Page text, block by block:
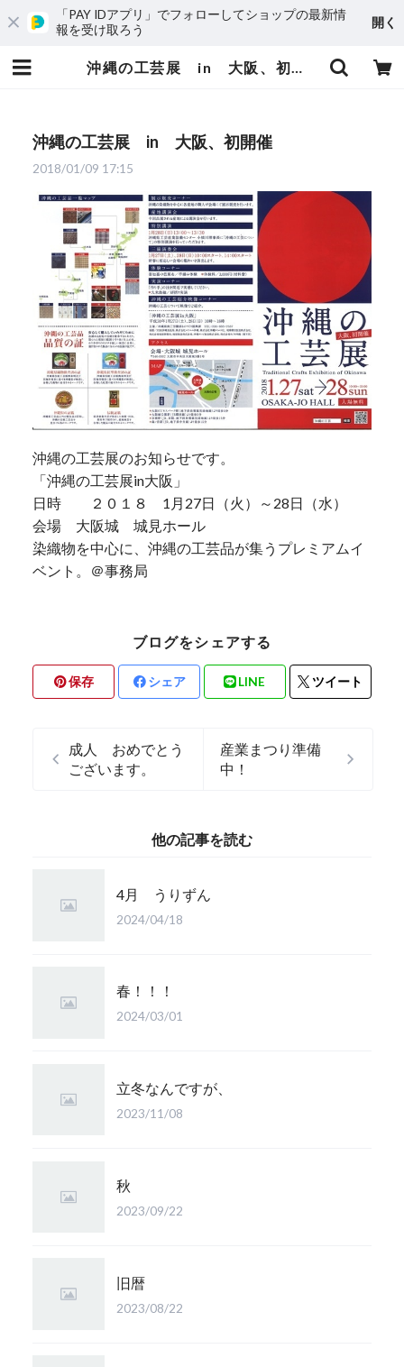
「PAY IDアプリ」でフォローしてショップの最新情
報を受け取ろう
開く
沖縄の工芸展 in 大阪、初開催 | 知花花織プロジェクト
沖縄の工芸展 in 大阪、初開催
2018/01/09 17:15
沖縄の工芸展のお知らせです。
「沖縄の工芸展in大阪」
日時 ２０１８ 1月27日（火）～28日（水）
会場 大阪城 城見ホール
染織物を中心に、沖縄の工芸品が集うプレミアムイ
ベント。＠事務局
ブログをシェアする
保存 シェア LINE ツイート
成人 おめでとう
ございます。
産業まつり準備
中！
他の記事を読む
4月 うりずん
2024/04/18
春！！！
2024/03/01
立冬なんですが、
2023/11/08
秋
2023/09/22
旧暦
2023/08/22